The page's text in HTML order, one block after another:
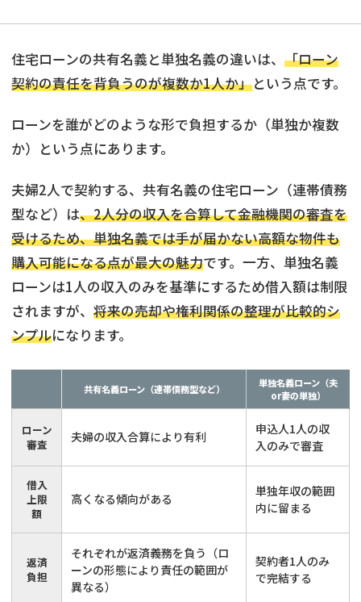
住宅ローンの共有名義と単独名義の違いは、 「ローン
契約の責任を背負うのが複数か1人か」という点です。
ローンを誰がどのような形で負担するか（単独か複数
か）という点にあります。
夫婦2人で契約する、共有名義の住宅ローン（連帯債務
型など）は、2人分の収入を合算して金融機関の審査を
受けるため、単独名義では手が届かない高額な物件も
購入可能になる点が最大の魅力です。一方、単独名義
ローンは1人の収入のみを基準にするため借入額は制限
されますが、 将来の売却や権利関係の整理が比較的シ
ンプルになります。
共有名義ローン（連帯債務型など）
単独名義ローン（夫
or妻の単独）
ローン
審査
夫婦の収入合算により有利
申込人1人の収
入のみで審査
借入
上限
額
高くなる傾向がある
単独年収の範囲
内に留まる
返済
負担
それぞれが返済義務を負う（ロ
ーンの形態により責任の範囲が
異なる）
契約者1人のみ
で完結する